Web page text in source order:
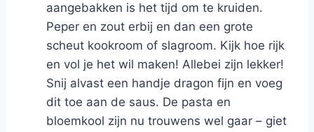
aangebakken is het tijd om te kruiden.
Peper en zout erbij en dan een grote
scheut kookroom of slagroom. Kijk hoe rijk
en vol je het wil maken! Allebei zijn lekker!
Snij alvast een handje dragon fijn en voeg
dit toe aan de saus. De pasta en
bloemkool zijn nu trouwens wel gaar – giet